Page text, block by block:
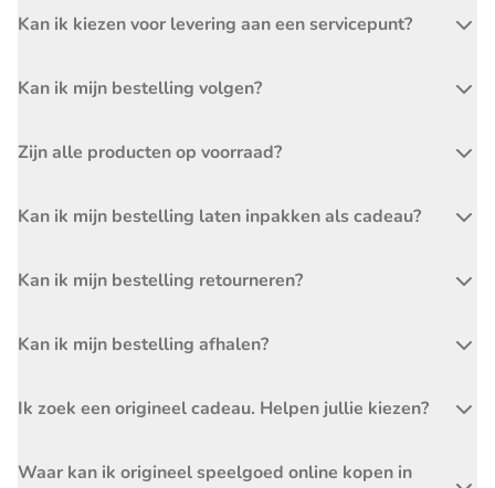
Kan ik kiezen voor levering aan een servicepunt?
Kan ik mijn bestelling volgen?
Zijn alle producten op voorraad?
Kan ik mijn bestelling laten inpakken als cadeau?
Kan ik mijn bestelling retourneren?
Kan ik mijn bestelling afhalen?
Ik zoek een origineel cadeau. Helpen jullie kiezen?
Waar kan ik origineel speelgoed online kopen in